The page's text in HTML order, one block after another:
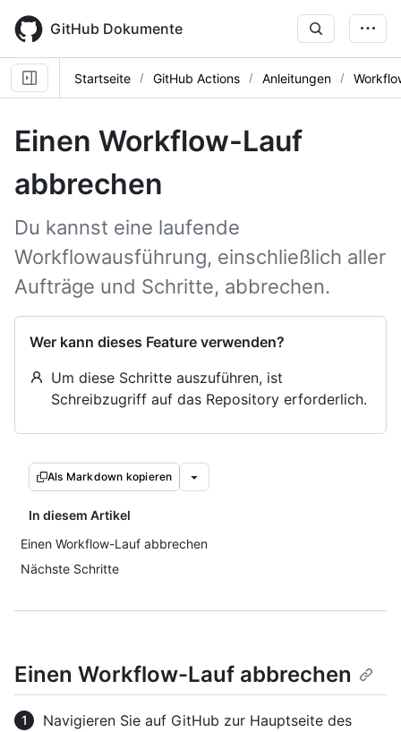
main
content
GitHub Dokumente
Startseite GitHub Actions Anleitungen
Einen Workflow-Lauf
abbrechen
Du kannst eine laufende
Workflowausführung, einschließlich aller
Aufträge und Schritte, abbrechen.
Wer kann dieses Feature verwenden?
Um diese Schritte auszuführen, ist
Schreibzugriff auf das Repository erforderlich.
Als Markdown kopieren
In diesem Artikel
Einen Workflow-Lauf abbrechen
Nächste Schritte
Einen Workflow-Lauf abbrechen
Navigieren Sie auf GitHub zur Hauptseite des